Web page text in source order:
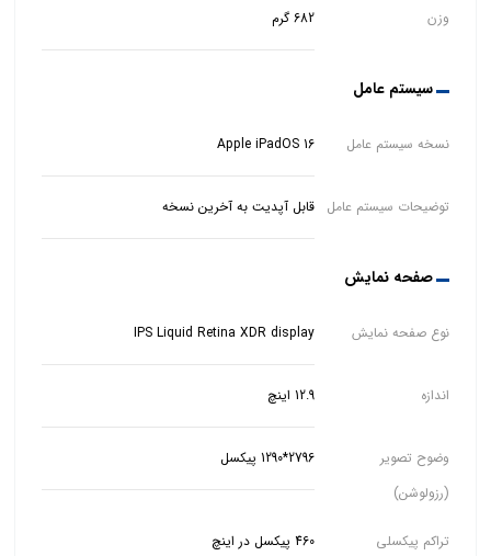
وزن 682 گرم
سیستم عامل
نسخه سیستم عامل Apple iPadOS 16
توضیحات سیستم عامل قابل آپدیت به آخرین نسخه
صفحه نمایش
نوع صفحه نمایش IPS Liquid Retina XDR display
اندازه 12.9 اینچ
وضوح تصویر
(رزولوشن)
2796*1290 پیکسل
تراکم پیکسلی 460 پیکسل در اینچ